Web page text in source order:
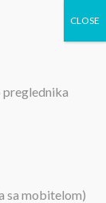
preglednika
sa mobitelom)